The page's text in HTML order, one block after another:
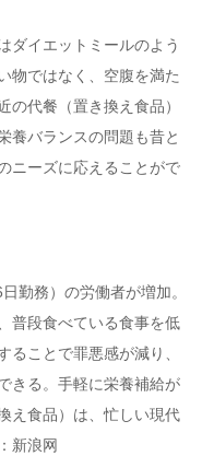
ダイエットミールのよう
物ではなく、空腹を満た
の代餐（置き換え食品）
養バランスの問題も昔と
ニーズに応えることがで
勤務）の労働者が増加。
普段食べている食事を低
ることで罪悪感が減り、
きる。手軽に栄養補給が
え食品）は、忙しい現代
新浪网